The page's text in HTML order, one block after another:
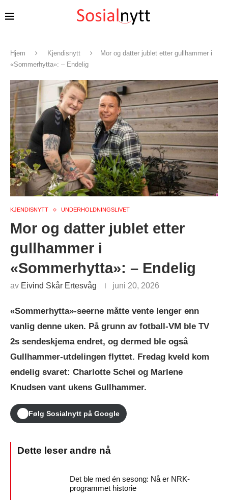
Hjem Kjendisnytt
Mor og datter jublet etter gullhammer i
«Sommerhytta»: – Endelig
KJENDISNYTT UNDERHOLDNINGSLIVET
Mor og datter jublet etter
gullhammer i
«Sommerhytta»: – Endelig
av Eivind Skår Ertesvåg juni 20, 2026
«Sommerhytta»-seerne måtte vente lenger enn
vanlig denne uken. På grunn av fotball-VM ble TV
2s sendeskjema endret, og dermed ble også
Gullhammer-utdelingen flyttet. Fredag kveld kom
endelig svaret: Charlotte Schei og Marlene
Knudsen vant ukens Gullhammer.
Følg Sosialnytt på Google
Det ble med én sesong: Nå er NRK-
programmet historie